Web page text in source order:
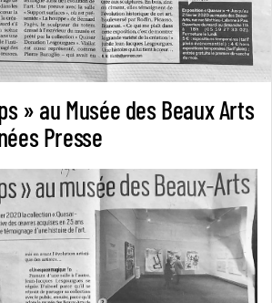
» au Musée des Beaux Arts
Presse